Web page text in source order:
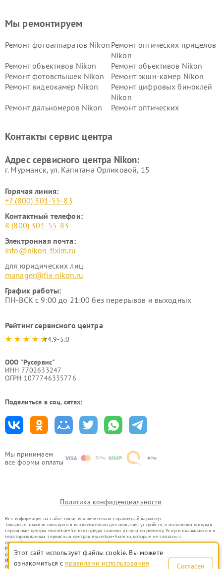
Мы принимаем
все формы оплаты
Мы ремонтируем
Ремонт фотоаппаратов Nikon Ремонт оптических прицелов
Nikon
Ремонт объективов Nikon
Ремонт объективов Nikon
Ремонт фотовспышек Nikon
Ремонт экшн-камер Nikon
Ремонт видеокамер Nikon
Ремонт цифровых биноклей
Nikon
Ремонт дальномеров Nikon
Ремонт оптических
Контакты сервис центра
Адрес сервисного центра Nikon:
г. Мурманск, ул. Капитана Орликовой, 15
Горячая линия:
+7 (800) 301-55-83
Контактный телефон:
8 (800) 301-55-83
Электронная почта:
info@nikon-fixim.ru
для юридических лиц
manager@fix-nikon.ru
График работы:
ПН-ВСК с 9:00 до 21:00 без перерывов и выходных
Рейтинг сервисного центра
4.9-5.0
ООО "Русервис"
ИНН 7702633247
ОГРН 1077746335776
Поделиться в соц. сетях:
Политика конфиденциальности
Вся информация на сайте носит исключительно справочный характер.
Товарные знаки используются исключительно для описания устройств, в отношении которых
сервисные центры mur.nikon-fixim.ru предоставляют услуги по ремонту. Услуги оказываются в
неавторизованных сервисных центрах mur.nikon-fixim.ru, которые не связаны с
правообладателями товарных знаков или их официальными представителями.
Ремонт осуществляется для устройств, уже введенных в гражданский оборот в соответствии
со статьей 1487 ГК РФ.
Использование товарных знаков не преследует цели индивидуализации услуг или введения
потребителей в заблуждение, а служит для информирования о предоставляемых услугах по
Этот сайт использует файлы cookie. Вы можете
ознакомиться с правилами использования Согласен